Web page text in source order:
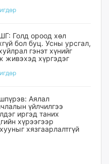
Голд ороод хөл
бол буц. Усны урсгал,
гэнэт хүнийг
живэхэд хүргэдэг
Аялал
үйлчилгээ
иргэд таних
хүрээгээр
хязгаарлалтгүй